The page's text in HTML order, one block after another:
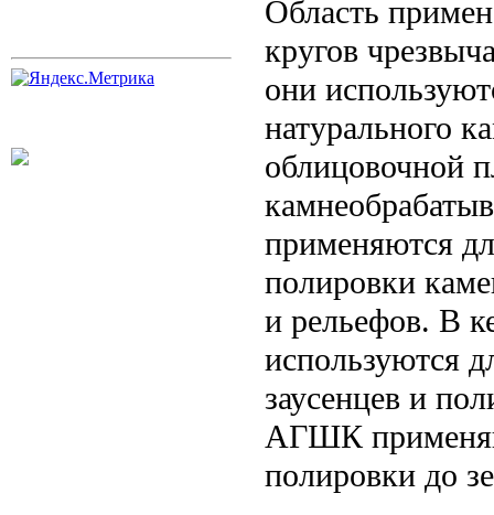
Область
кругов
они
натурального
облицовочной
применяются
полировки
и рельефов. В
используются
заусенцев и
АГШК
полировки до